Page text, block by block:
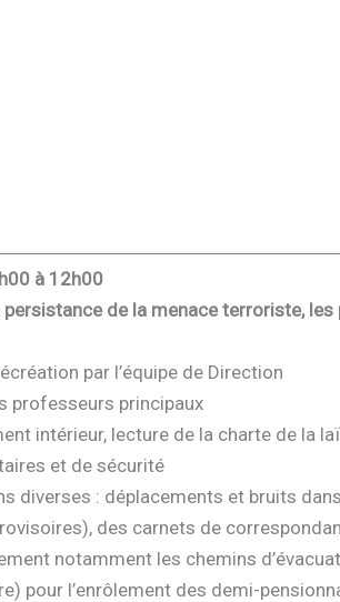
à 12h00
de la menace terroriste,
par l’équipe de Direction
professeurs principaux
intérieur, lecture de la charte de la
et de sécurité
diverses : déplacements et bruits
des carnets de
notamment les chemins
pour l’enrôlement des demi-